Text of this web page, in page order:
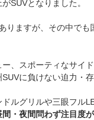
SUVとなりました。
りますが、その中で
、スポーティなサイ
に負けない迫力・存
ルグリルや三眼フル
間・夜間問わず注目度